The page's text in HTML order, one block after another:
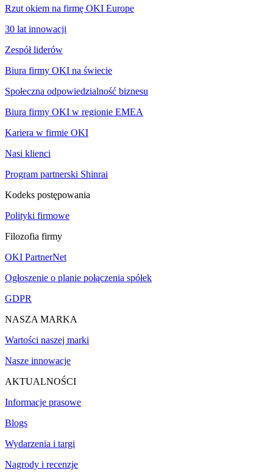
Rzut okiem na firmę OKI Europe
30 lat innowacji
Zespół liderów
Biura firmy OKI na świecie
Społeczna odpowiedzialność biznesu
Biura firmy OKI w regionie EMEA
Kariera w firmie OKI
Nasi klienci
Program partnerski Shinrai
Kodeks postępowania
Polityki firmowe
Filozofia firmy
OKI PartnerNet
Ogłoszenie o planie połączenia spółek
GDPR
NASZA MARKA
Wartości naszej marki
Nasze innowacje
AKTUALNOŚCI
Informacje prasowe
Blogs
Wydarzenia i targi
Nagrody i recenzje